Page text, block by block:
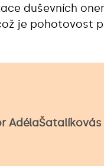
duševních
je pohotovost